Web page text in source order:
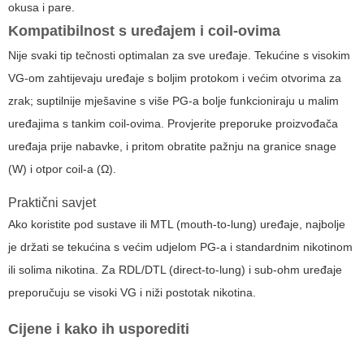
okusa i pare.
Kompatibilnost s uređajem i coil-ovima
Nije svaki tip tečnosti optimalan za sve uređaje. Tekućine s visokim
VG-om zahtijevaju uređaje s boljim protokom i većim otvorima za
zrak; suptilnije mješavine s više PG-a bolje funkcioniraju u malim
uređajima s tankim coil-ovima. Provjerite preporuke proizvođača
uređaja prije nabavke, i pritom obratite pažnju na granice snage
(W) i otpor coil-a (Ω).
Praktični savjet
Ako koristite pod sustave ili MTL (mouth-to-lung) uređaje, najbolje
je držati se tekućina s većim udjelom PG-a i standardnim nikotinom
ili solima nikotina. Za RDL/DTL (direct-to-lung) i sub-ohm uređaje
preporučuju se visoki VG i niži postotak nikotina.
Cijene i kako ih usporediti